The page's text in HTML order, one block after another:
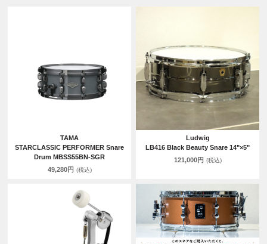
TAMA
STARCLASSIC PERFORMER Snare
Drum MBSS55BN-SGR
49,280円 (税込)
Ludwig
LB416 Black Beauty Snare 14"×5"
121,000円 (税込)